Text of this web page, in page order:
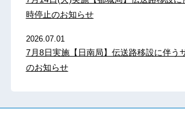
時停止のお知らせ
2026.07.01
7月8日実施【日南局】伝送路移設に伴う
のお知らせ